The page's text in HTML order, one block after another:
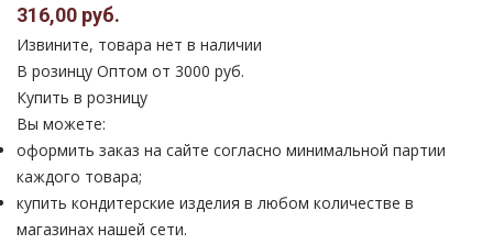
316,00 руб.
Извините, товара нет в наличии
В розинцу Оптом от 3000 руб.
Купить в розницу
Вы можете:
оформить заказ на сайте согласно минимальной партии
каждого товара;
купить кондитерские изделия в любом количестве в
магазинах нашей сети.